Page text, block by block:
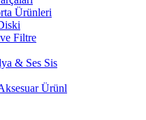
Ürünleri
Filtre
& Ses Sis
Ürünl